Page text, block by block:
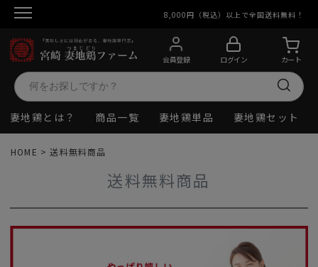
8,000円（税込）以上で全国送料無料！
会員登録 ログイン カート
妻地鶏とは？ 商品一覧 妻地鶏単品 妻地鶏セット
HOME 送料無料商品
送料無料商品